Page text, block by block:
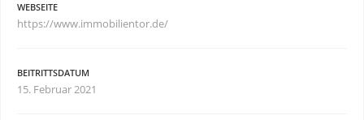
WEBSEITE
https://www.immobilientor.de/
BEITRITTSDATUM
15. Februar 2021